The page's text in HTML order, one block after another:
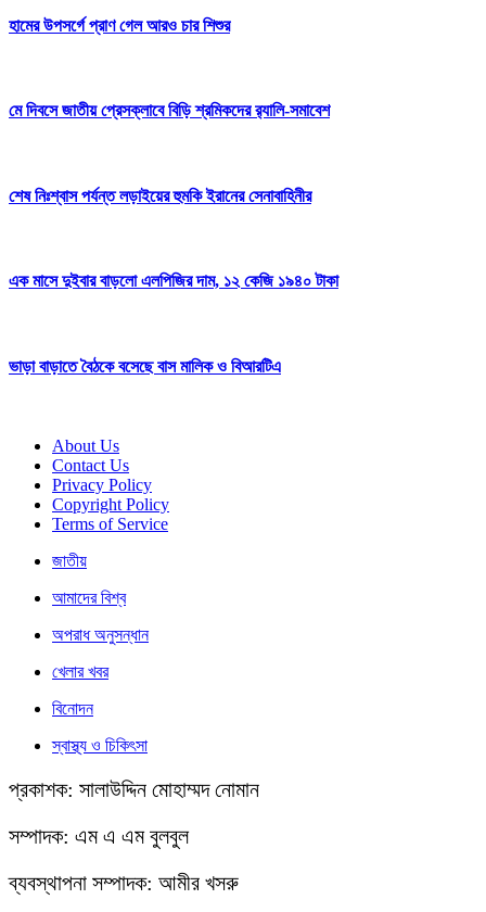
হামের উপসর্গে প্রাণ গেল আরও চার শিশুর
মে দিবসে জাতীয় প্রেসক্লাবে বিড়ি শ্রমিকদের র‌্যালি-সমাবেশ
শেষ নিঃশ্বাস পর্যন্ত লড়াইয়ের হুমকি ইরানের সেনাবাহিনীর
এক মাসে দুইবার বাড়লো এলপিজির দাম, ১২ কেজি ১৯৪০ টাকা
ভাড়া বাড়াতে বৈঠকে বসেছে বাস মালিক ও বিআরটিএ
About Us
Contact Us
Privacy Policy
Copyright Policy
Terms of Service
জাতীয়
আমাদের বিশ্ব
অপরাধ অনুসন্ধান
খেলার খবর
বিনোদন
স্বাস্থ্য ও চিকিৎসা
প্রকাশক: সালাউদ্দিন মোহাম্মদ নোমান
সম্পাদক: এম এ এম বুলবুল
ব্যবস্থাপনা সম্পাদক: আমীর খসরু